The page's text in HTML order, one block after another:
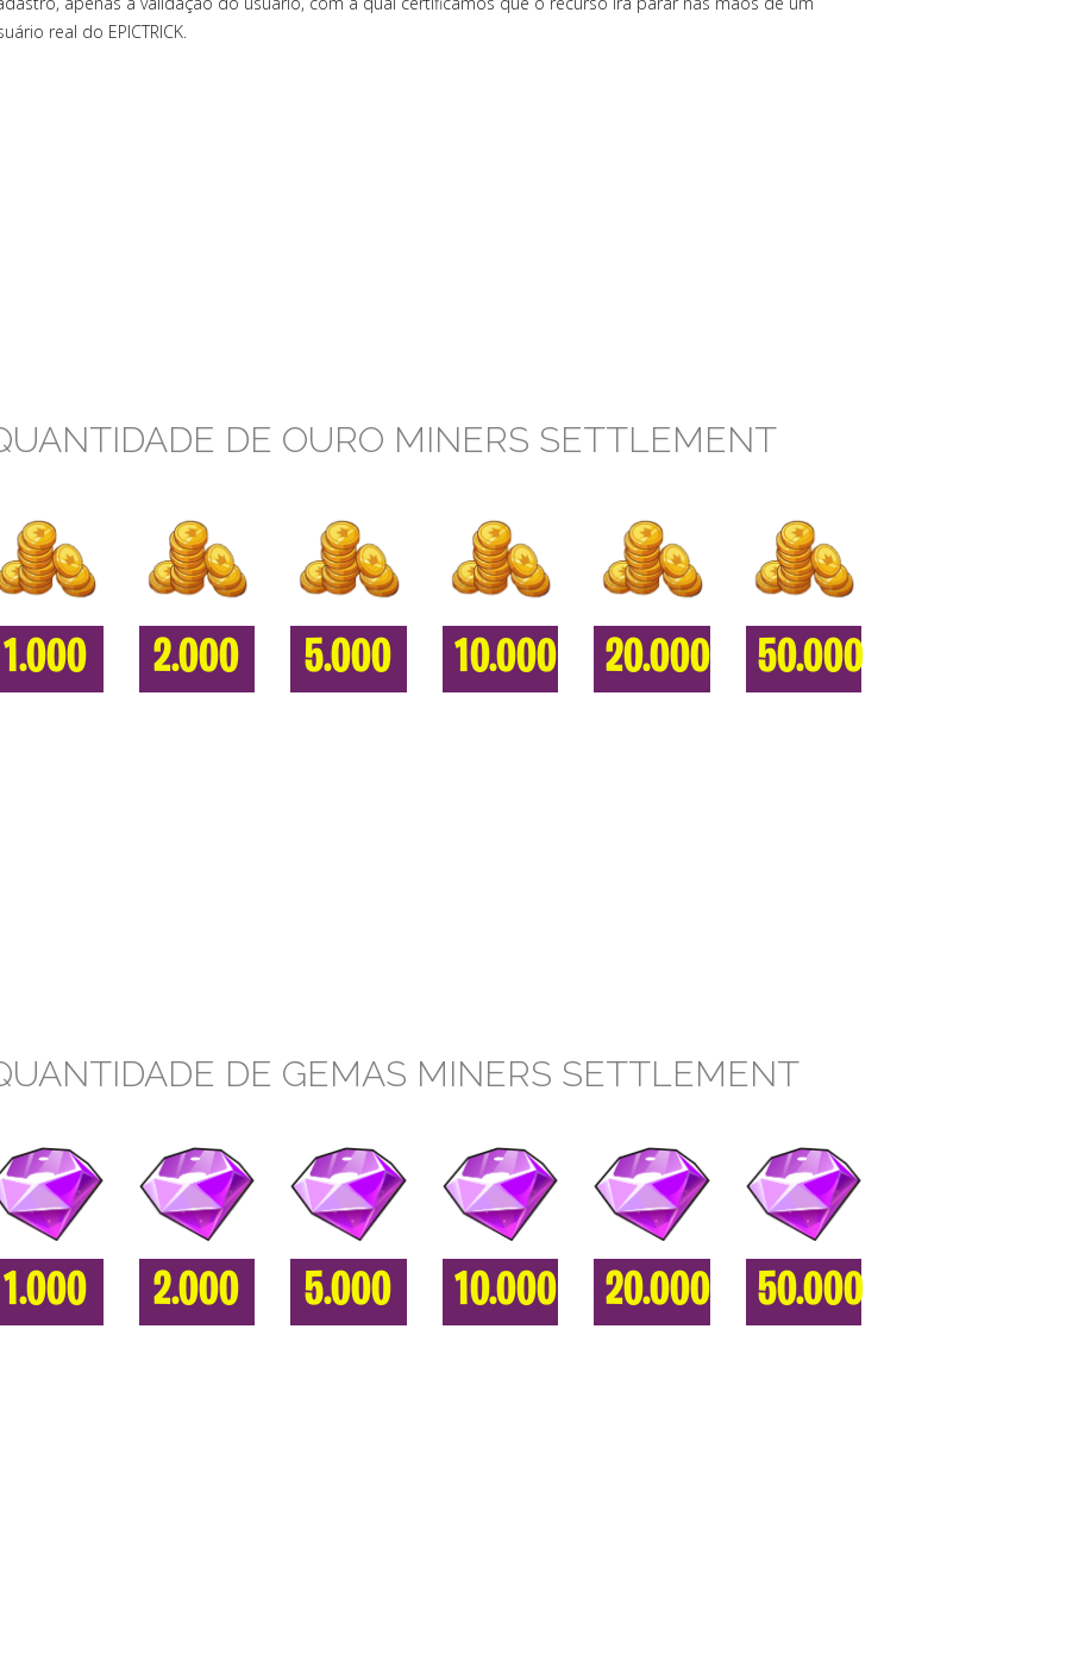
real do EPICTRICK.
DE OURO MINERS SETTLEMENT
1.000 2.000 5.000 10.000 20.000 50.000
DE GEMAS MINERS SETTLEMENT
1.000 2.000 5.000 10.000 20.000 50.000